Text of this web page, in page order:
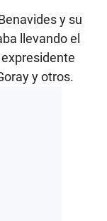
y su
llevando el
y otros.